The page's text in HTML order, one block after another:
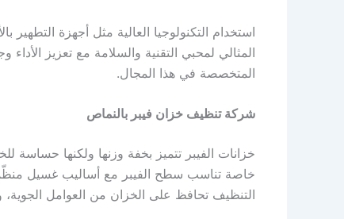
استخدام التكنولوجيا العالية مثل أجهزة
المثالي لمحبي التقنية والسلامة مع تعزيز
المتخصصة في هذا المجال.
شركة تنظيف خزان فيبر بالنماص
خزانات الفيبر تتميز بخفة وزنها ولكنها
خاصة تناسب سطح الفيبر مع أساليب غسيل
التنظيف تحافظ على الخزان من العوامل الجوية،